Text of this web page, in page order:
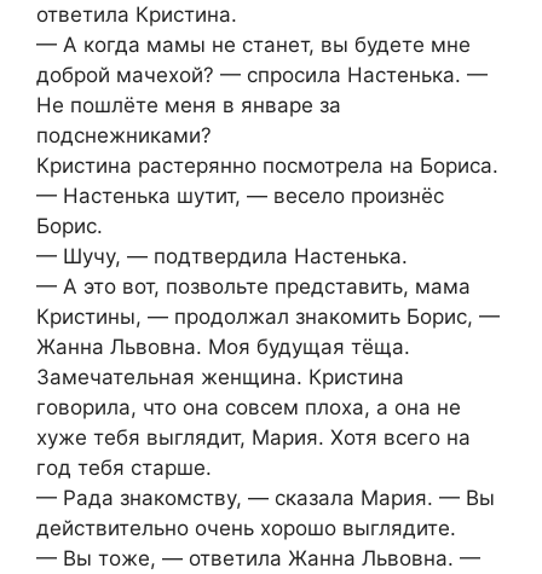
ответила Кристина.
— А когда мамы не станет, вы будете мне
доброй мачехой? — спросила Настенька. —
Не пошлёте меня в январе за
подснежниками?
Кристина растерянно посмотрела на Бориса.
— Настенька шутит, — весело произнёс
Борис.
— Шучу, — подтвердила Настенька.
— А это вот, позвольте представить, мама
Кристины, — продолжал знакомить Борис, —
Жанна Львовна. Моя будущая тёща.
Замечательная женщина. Кристина
говорила, что она совсем плоха, а она не
хуже тебя выглядит, Мария. Хотя всего на
год тебя старше.
— Рада знакомству, — сказала Мария. — Вы
действительно очень хорошо выглядите.
— Вы тоже, — ответила Жанна Львовна. —